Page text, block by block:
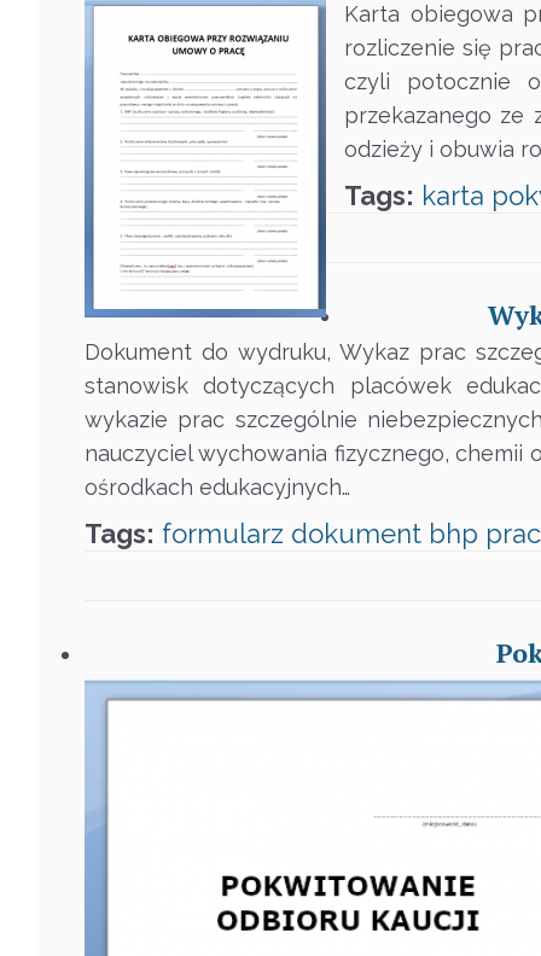
Karta obiegowa
rozliczenie się
czyli potocznie
przekazanego ze
odzieży i obuwia
Tags: karta
Dokument do wydruku, Wykaz prac
stanowisk dotyczących placówek
wykazie prac szczególnie
nauczyciel wychowania fizycznego,
ośrodkach edukacyjnych…
Tags: formularz dokument bhp